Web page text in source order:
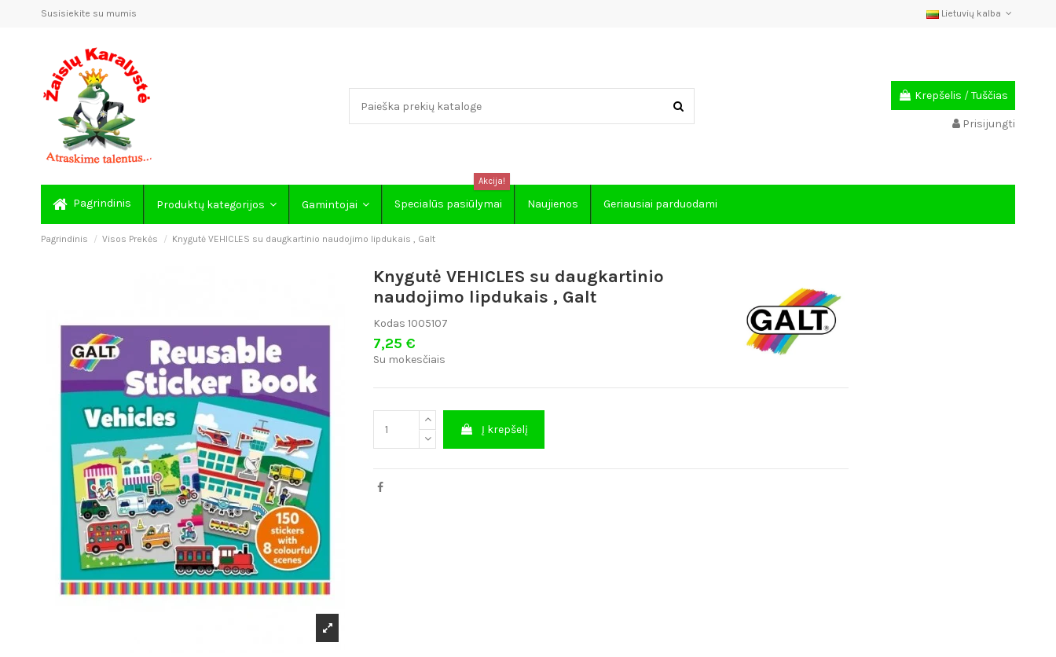
Susisiekite su mumis Lietuvių kalba
Krepšelis /Tuščias
Prisijungti
Pagrindinis Produktų kategorijos Gamintojai Specialūs pasiūlymai
Akcija!
Naujienos Geriausiai parduodami
Pagrindinis Visos Prekės Knygutė VEHICLES su daugkartinio naudojimo lipdukais , Galt
Knygutė VEHICLES su daugkartinio
naudojimo lipdukais , Galt
Kodas 1005107
7,25 €
Su mokesčiais
Į krepšelį